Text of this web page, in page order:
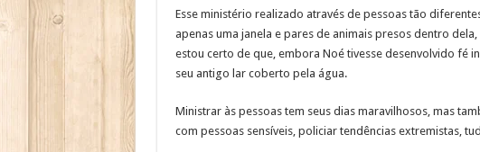
Esse ministério realizado através de pessoas tão
apenas uma janela e pares de animais presos dentro
estou certo de que, embora Noé tivesse desenvolvido fé
seu antigo lar coberto pela água.
Ministrar às pessoas tem seus dias maravilhosos, mas
com pessoas sensíveis, policiar tendências extremistas,